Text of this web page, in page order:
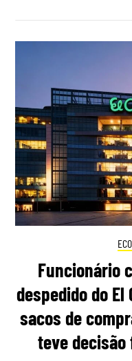
Funcionário
despedido do
sacos de
teve decisão